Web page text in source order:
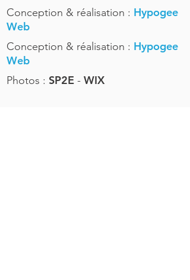
Conception & réalisation : Hypogee
Web
Conception & réalisation : Hypogee
Web
Photos : SP2E - WIX